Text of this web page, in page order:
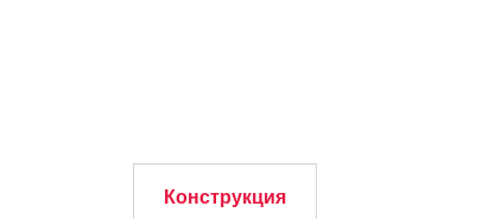
Конструкция